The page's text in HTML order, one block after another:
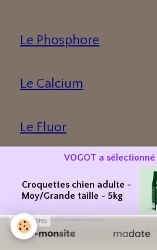
Le Phosphore
Le Calcium
Le Fluor
Le Magnésium
VOGOT a
Croquettes chien adulte -
Moy/Grande taille - 5kg
SPONSORS